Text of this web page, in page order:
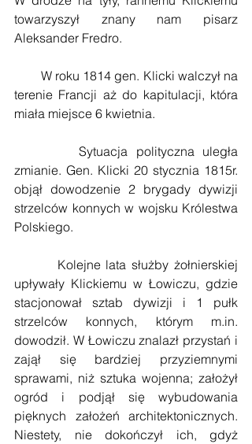
towarzyszył znany nam pisarz
Aleksander Fredro.
terenie Francji aż do kapitulacji, która
miała miejsce 6 kwietnia.
        Sytuacja polityczna uległa
zmianie. Gen. Klicki 20 stycznia 1815r.
objął dowodzenie 2 brygady dywizji
strzelców konnych w wojsku Królestwa
Polskiego.
upływały Klickiemu w Łowiczu, gdzie
stacjonował sztab dywizji i 1 pułk
strzelców konnych, którym m.in.
dowodził. W Łowiczu znalazł przystań i
zajął się bardziej przyziemnymi
sprawami, niż sztuka wojenna; założył
ogród i podjął się wybudowania
pięknych założeń architektonicznych.
Niestety, nie dokończył ich, gdyż